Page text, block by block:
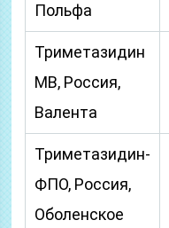
Польфа
Триметазидин
МВ, Россия,
Валента
Триметазидин-
ФПО, Россия,
Оболенское